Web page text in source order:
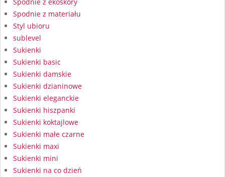
Spodnie z ekoskóry
Spodnie z materiału
Styl ubioru
sublevel
Sukienki
Sukienki basic
Sukienki damskie
Sukienki dzianinowe
Sukienki eleganckie
Sukienki hiszpanki
Sukienki koktajlowe
Sukienki małe czarne
Sukienki maxi
Sukienki mini
Sukienki na co dzień